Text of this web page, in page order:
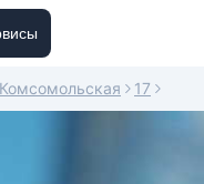
Комсомольская 17